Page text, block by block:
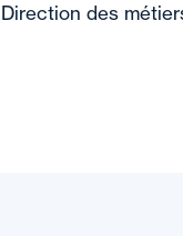
Direction des